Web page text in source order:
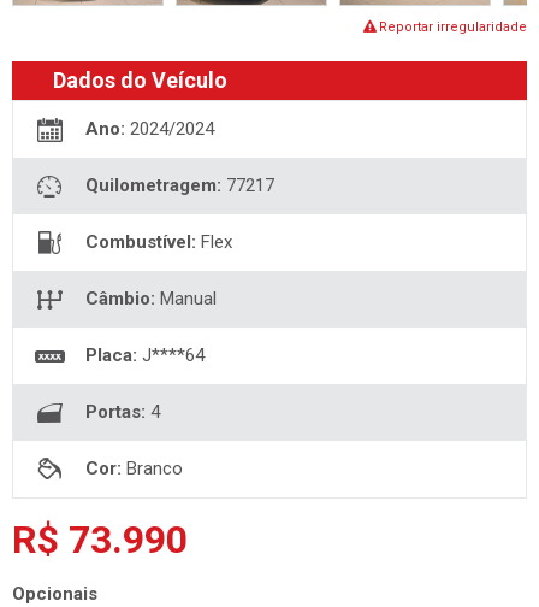
Reportar irregularidade
Dados do Veículo
Ano: 2024/2024
Quilometragem: 77217
Combustível: Flex
Câmbio: Manual
Placa: J****64
Portas: 4
Cor: Branco
R$ 73.990
Opcionais